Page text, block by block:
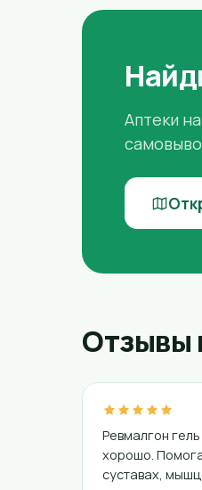
Аптеки
Отзывы
Ревмалгон
хорошо.
суставах,